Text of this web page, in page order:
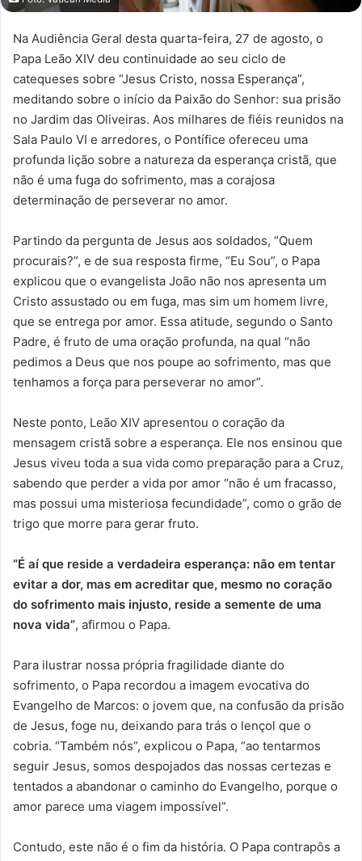
Na Audiência Geral desta quarta-feira, 27 de agosto, o
Papa Leão XIV deu continuidade ao seu ciclo de
catequeses sobre “Jesus Cristo, nossa Esperança”,
meditando sobre o início da Paixão do Senhor: sua prisão
no Jardim das Oliveiras. Aos milhares de fiéis reunidos na
Sala Paulo VI e arredores, o Pontífice ofereceu uma
profunda lição sobre a natureza da esperança cristã, que
não é uma fuga do sofrimento, mas a corajosa
determinação de perseverar no amor.
Partindo da pergunta de Jesus aos soldados, “Quem
procurais?”, e de sua resposta firme, “Eu Sou”, o Papa
explicou que o evangelista João não nos apresenta um
Cristo assustado ou em fuga, mas sim um homem livre,
que se entrega por amor. Essa atitude, segundo o Santo
Padre, é fruto de uma oração profunda, na qual “não
pedimos a Deus que nos poupe ao sofrimento, mas que
tenhamos a força para perseverar no amor”.
Neste ponto, Leão XIV apresentou o coração da
mensagem cristã sobre a esperança. Ele nos ensinou que
Jesus viveu toda a sua vida como preparação para a Cruz,
sabendo que perder a vida por amor “não é um fracasso,
mas possui uma misteriosa fecundidade”, como o grão de
trigo que morre para gerar fruto.
“É aí que reside a verdadeira esperança: não em tentar
evitar a dor, mas em acreditar que, mesmo no coração
do sofrimento mais injusto, reside a semente de uma
nova vida”, afirmou o Papa.
Para ilustrar nossa própria fragilidade diante do
sofrimento, o Papa recordou a imagem evocativa do
Evangelho de Marcos: o jovem que, na confusão da prisão
de Jesus, foge nu, deixando para trás o lençol que o
cobria. “Também nós”, explicou o Papa, “ao tentarmos
seguir Jesus, somos despojados das nossas certezas e
tentados a abandonar o caminho do Evangelho, porque o
amor parece uma viagem impossível”.
Contudo, este não é o fim da história. O Papa contrapôs a